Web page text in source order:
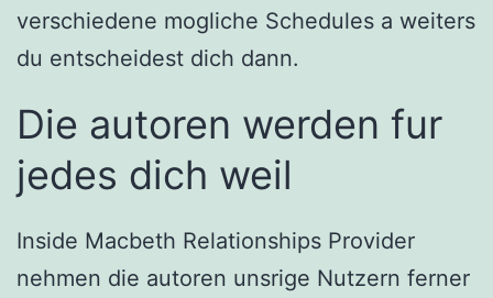
verschiedene mogliche Schedules a weiters
du entscheidest dich dann.
Die autoren werden fur
jedes dich weil
Inside Macbeth Relationships Provider
nehmen die autoren unsrige Nutzern ferner